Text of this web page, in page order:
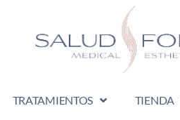
TRATAMIENTOS TIENDA